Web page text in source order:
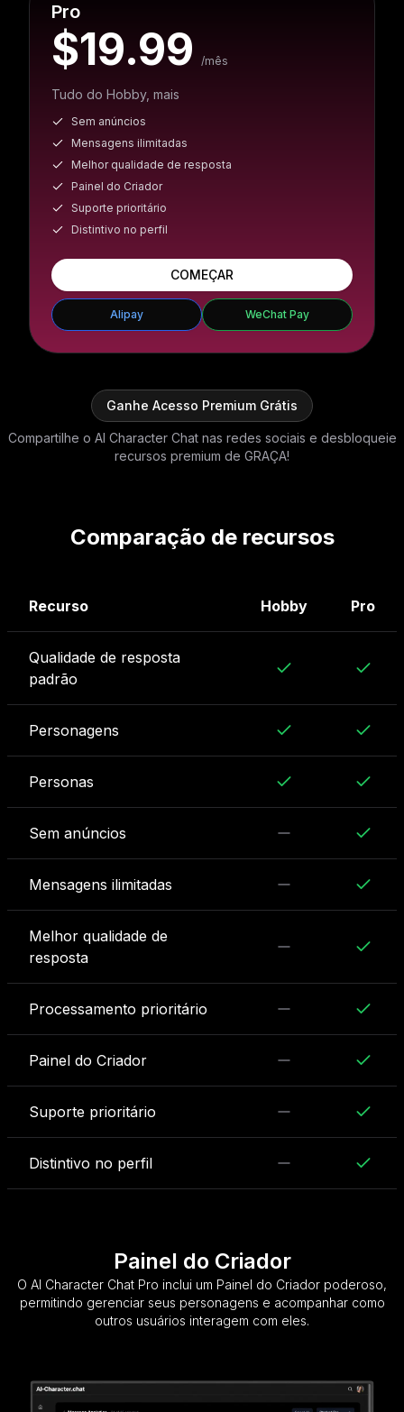
Pro
$19.99 /mês
Tudo do Hobby, mais
Sem anúncios
Mensagens ilimitadas
Melhor qualidade de resposta
Painel do Criador
Suporte prioritário
Distintivo no perfil
COMEÇAR
Alipay WeChat Pay
Ganhe Acesso Premium Grátis
Compartilhe o AI Character Chat nas redes sociais e desbloqueie
recursos premium de GRAÇA!
Comparação de recursos
Recurso Hobby Pro
Qualidade de resposta
padrão
Personagens
Personas
Sem anúncios
Mensagens ilimitadas
Melhor qualidade de
resposta
Processamento prioritário
Painel do Criador
Suporte prioritário
Distintivo no perfil
Painel do Criador
O AI Character Chat Pro inclui um Painel do Criador poderoso,
permitindo gerenciar seus personagens e acompanhar como
outros usuários interagem com eles.